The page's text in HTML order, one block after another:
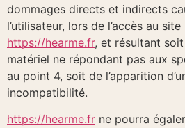
dommages directs et indirects
l’utilisateur, lors de l’accès au
https://hearme.fr, et résultant soit
matériel ne répondant pas aux
au point 4, soit de l’apparition
incompatibilité.
https://hearme.fr ne pourra